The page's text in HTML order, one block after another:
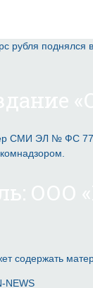
рубля
СМИ ЭЛ № ФС 77
содержать
NEWS